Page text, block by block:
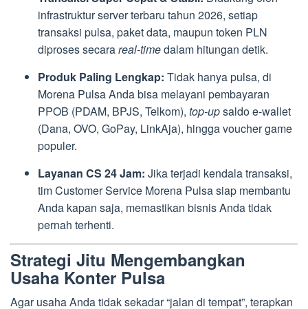
infrastruktur server terbaru tahun 2026, setiap
transaksi pulsa, paket data, maupun token PLN
diproses secarareal-timedalam hitungan detik.
Produk Paling Lengkap: Tidak hanya pulsa, di
Morena Pulsa Anda bisa melayani pembayaran
PPOB (PDAM, BPJS, Telkom), top-upsaldo e-wallet
(Dana, OVO, GoPay, LinkAja), hingga voucher game
populer.
Layanan CS 24 Jam: Jika terjadi kendala transaksi,
tim Customer Service Morena Pulsa siap membantu
Anda kapan saja, memastikan bisnis Anda tidak
pernah terhenti.
Strategi Jitu Mengembangkan
Usaha Konter Pulsa
Agar usaha Anda tidak sekadar “jalan di tempat”, terapkan